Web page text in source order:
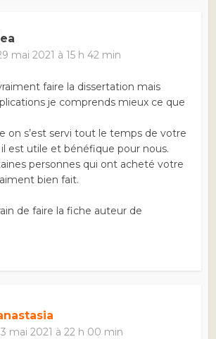
mai 2021 à 15 h 42 min
faire la dissertation mais
je comprends mieux ce que
on s’est servi tout le temps de votre
est utile et bénéfique pour nous.
personnes qui ont acheté votre
bien fait.
de faire la fiche auteur de
mai 2021 à 22 h 00 min